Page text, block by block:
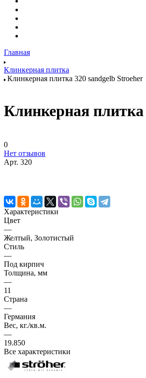
Главная
Клинкерная плитка
Клинкерная плитка 320 sandgelb Stroeher
Клинкерная
0
Нет отзывов
Арт. 320
Характеристики
Цвет
—
Желтый, Золотистый
Стиль
—
Под кирпич
Толщина, мм
—
11
Страна
—
Германия
Вес, кг./кв.м.
—
19.850
Все характеристики